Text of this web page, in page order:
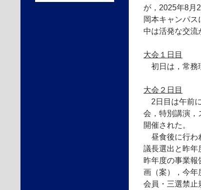
が，2025年8月
岡本キャンパ
中は活発な交流
大会１日目
初日は，常務
大会２日目
2日目は午前
会，特別講演，
開催された。
昼食後に行わ
議長選出と昨年
昨年度の事業報
画（案），今年
会員・三選禁止